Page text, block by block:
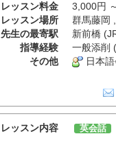
レッスン料金
3,000円
レッスン場所
群馬藤岡
先生の最寄駅
新前橋
指導経験
一般添削
その他
日本語
レッスン内容 英会話